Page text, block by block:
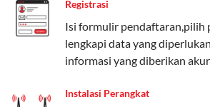
Paket Easy cocok untuk kebutuhan
Complete untuk yang menginginkan
dan Paket Dynamic IP untuk
memprioritaskan kecepatan internet
Paket Telkomsel One dengan Kuota
Registrasi
Isi formulir pendaftaran,pilih
lengkapi data yang
informasi yang diberikan
Instalasi Perangkat